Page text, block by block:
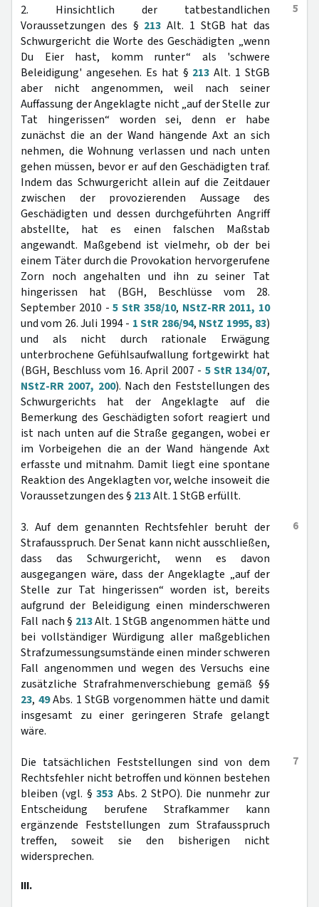
5
2. Hinsichtlich der tatbestandlichen
Voraussetzungen des § 213 Alt. 1 StGB hat das
Schwurgericht die Worte des Geschädigten „wenn
Du Eier hast, komm runter“ als 'schwere
Beleidigung' angesehen. Es hat § 213 Alt. 1 StGB
aber nicht angenommen, weil nach seiner
Auffassung der Angeklagte nicht „auf der Stelle zur
Tat hingerissen“ worden sei, denn er habe
zunächst die an der Wand hängende Axt an sich
nehmen, die Wohnung verlassen und nach unten
gehen müssen, bevor er auf den Geschädigten traf.
Indem das Schwurgericht allein auf die Zeitdauer
zwischen der provozierenden Aussage des
Geschädigten und dessen durchgeführten Angriff
abstellte, hat es einen falschen Maßstab
angewandt. Maßgebend ist vielmehr, ob der bei
einem Täter durch die Provokation hervorgerufene
Zorn noch angehalten und ihn zu seiner Tat
hingerissen hat (BGH, Beschlüsse vom 28.
September 2010 -5 StR 358/10, NStZ-RR 2011, 10
und vom 26. Juli 1994 - 1 StR 286/94, NStZ 1995, 83)
und als nicht durch rationale Erwägung
unterbrochene Gefühlsaufwallung fortgewirkt hat
(BGH, Beschluss vom 16. April 2007 - 5 StR 134/07,
NStZ-RR 2007, 200). Nach den Feststellungen des
Schwurgerichts hat der Angeklagte auf die
Bemerkung des Geschädigten sofort reagiert und
ist nach unten auf die Straße gegangen, wobei er
im Vorbeigehen die an der Wand hängende Axt
erfasste und mitnahm. Damit liegt eine spontane
Reaktion des Angeklagten vor, welche insoweit die
Voraussetzungen des § 213Alt. 1 StGB erfüllt.
6
3. Auf dem genannten Rechtsfehler beruht der
Strafausspruch. Der Senat kann nicht ausschließen,
dass das Schwurgericht, wenn es davon
ausgegangen wäre, dass der Angeklagte „auf der
Stelle zur Tat hingerissen“ worden ist, bereits
aufgrund der Beleidigung einen minderschweren
Fall nach § 213Alt. 1 StGB angenommen hätte und
bei vollständiger Würdigung aller maßgeblichen
Strafzumessungsumstände einen minder schweren
Fall angenommen und wegen des Versuchs eine
zusätzliche Strafrahmenverschiebung gemäß §§
23, 49Abs. 1 StGB vorgenommen hätte und damit
insgesamt zu einer geringeren Strafe gelangt
wäre.
7
Die tatsächlichen Feststellungen sind von dem
Rechtsfehler nicht betroffen und können bestehen
bleiben (vgl. §353 Abs. 2 StPO). Die nunmehr zur
Entscheidung berufene Strafkammer kann
ergänzende Feststellungen zum Strafausspruch
treffen, soweit sie den bisherigen nicht
widersprechen.
III.